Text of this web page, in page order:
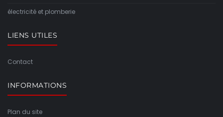
électricité et plomberie
LIENS UTILES
Contact
INFORMATIONS
Plan du site